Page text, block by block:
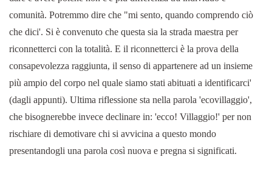
comunità. Potremmo dire che "mi sento, quando comprendo ciò
che dici'. Si è convenuto che questa sia la strada maestra per
riconnetterci con la totalità. E il riconnetterci è la prova della
consapevolezza raggiunta, il senso di appartenere ad un insieme
più ampio del corpo nel quale siamo stati abituati a identificarci'
(dagli appunti). Ultima riflessione sta nella parola 'ecovillaggio',
che bisognerebbe invece declinare in: 'ecco! Villaggio!' per non
rischiare di demotivare chi si avvicina a questo mondo
presentandogli una parola così nuova e pregna si significati.